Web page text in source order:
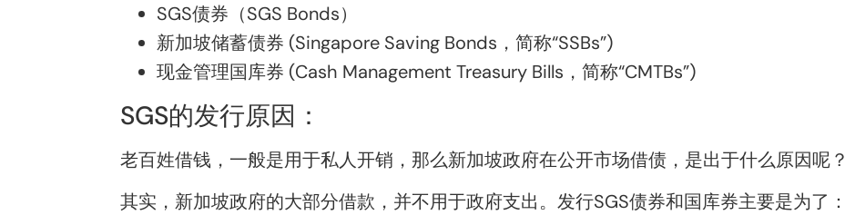
SGS债券（SGS Bonds）
新加坡储蓄债券 (Singapore Saving Bonds，简称“SSBs”)
现金管理国库券 (Cash Management Treasury Bills，简称“CMTBs”)
SGS的发行原因：
老百姓借钱，一般是用于私人开销，那么新加坡政府在公开市场借债，是出于什么原因呢？
其实，新加坡政府的大部分借款，并不用于政府支出。 发行SGS债券和国库券主要是为了：